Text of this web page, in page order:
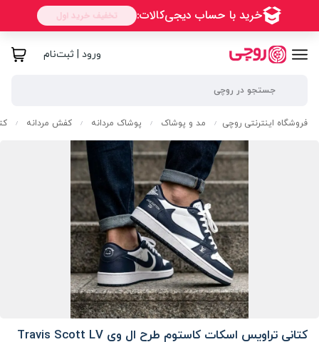
ورود | ثبت‌نام
فروشگاه اینترنتی روچی / مد و پوشاک / پوشاک مردانه / کفش مردانه /
کتانی تراویس اسکات کاستوم طرح ال وی Travis Scott LV